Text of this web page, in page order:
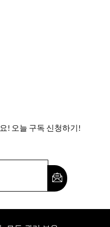
! 오늘 구독 신청하기!